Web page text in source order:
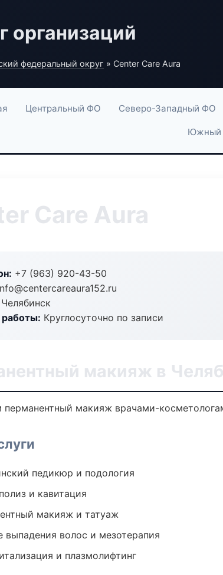
организаций
федеральный округ » Center Care Aura
Центральный ФО Северо-Западный ФО
Южный
Care Aura
+7 (963) 920-43-50
Челябинск
Круглосуточно по записи
макияж в
перманентный макияж врачами-
педикюр и подология
и кавитация
макияж и татуаж
выпадения волос и мезотерапия
и плазмолифтинг